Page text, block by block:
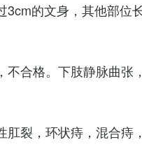
的文身，其他部位
合格。下肢静脉曲张
裂，环状痔，混合痔